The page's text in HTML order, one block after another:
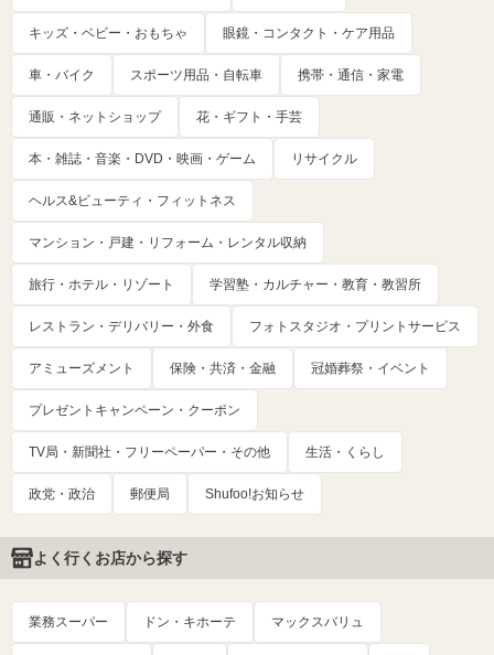
キッズ・ベビー・おもちゃ 眼鏡・コンタクト・ケア用品
車・バイク スポーツ用品・自転車 携帯・通信・家電
通販・ネットショップ 花・ギフト・手芸
本・雑誌・音楽・DVD・映画・ゲーム リサイクル
ヘルス&ビューティ・フィットネス
マンション・戸建・リフォーム・レンタル収納
旅行・ホテル・リゾート 学習塾・カルチャー・教育・教習所
レストラン・デリバリー・外食 フォトスタジオ・プリントサービス
アミューズメント 保険・共済・金融 冠婚葬祭・イベント
プレゼントキャンペーン・クーポン
TV局・新聞社・フリーペーパー・その他 生活・くらし
政党・政治 郵便局 Shufoo!お知らせ
よく行くお店から探す
業務スーパー ドン・キホーテ マックスバリュ